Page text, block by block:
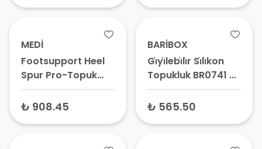
MEDİ
Footsupport Heel
Spur Pro-Topuk
Di̇keni̇ Tabanlık
Pia06
₺ 908.45
BARİBOX
Gi̇yi̇lebi̇li̇r Si̇li̇kon
Topukluk BR0741 –
Topuk Dikeni
Çorabı, Jel Topuk
₺ 565.50